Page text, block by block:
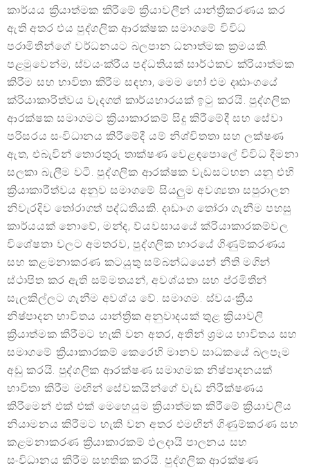
කාර්යය ක්‍රියාත්මක කිරීමේ ක්‍රියාවලීන් යාන්ත්‍රීකරණය කර
ඇති අතර එය පුද්ගලික ආරක්ෂක සමාගමේ විවිධ
පරාමිතීන්ගේ වර්ධනයට බලපාන ධනාත්මක ක්‍රමයකි.
පළමුවෙන්ම, ස්වයංක්රීය පද්ධතියක් සාර්ථකව ක්රියාත්මක
කිරීම සහ භාවිතා කිරීම සඳහා, මෙම හෝ එම දෘඪාංගයේ
ක්රියාකාරිත්වය වැදගත් කාර්යභාරයක් ඉටු කරයි. පුද්ගලික
ආරක්ෂක සමාගමට ක්‍රියාකාරකම් සිදු කිරීමේදී සහ සේවා
පරිසරය සංවිධානය කිරීමේදී යම් නිශ්චිතතා සහ ලක්ෂණ
ඇත, එබැවින් තොරතුරු තාක්ෂණ වෙළඳපොලේ විවිධ දීමනා
සලකා බැලීම වටී. පුද්ගලික ආරක්ෂක වැඩසටහන යනු එහි
ක්‍රියාකාරීත්වය අනුව සමාගමේ සියලුම අවශ්‍යතා සපුරාලන
නිවැරදිව තෝරාගත් පද්ධතියකි. දෘඩාංග තෝරා ගැනීම පහසු
කාර්යයක් නොවේ, මන්ද, ව්යවසායයේ ක්රියාකාරකම්වල
විශේෂතා වලට අමතරව, පුද්ගලික භාරයේ ගිණුම්කරණය
සහ කළමනාකරණ කටයුතු සම්බන්ධයෙන් නීති මගින්
ස්ථාපිත කර ඇති සම්මතයන්, අවශ්යතා සහ ප්රමිතීන්
සැලකිල්ලට ගැනීම අවශ්ය වේ. සමාගම. ස්වයංක්‍රීය
නිෂ්පාදන භාවිතය යාන්ත්‍රික අනුවාදයක් තුළ ක්‍රියාවලි
ක්‍රියාත්මක කිරීමට හැකි වන අතර, අතින් ශ්‍රමය භාවිතය සහ
සමාගමේ ක්‍රියාකාරකම් කෙරෙහි මානව සාධකයේ බලපෑම
අඩු කරයි. පුද්ගලික ආරක්ෂණ සමාගමක නිෂ්පාදනයක්
භාවිතා කිරීම මඟින් සේවකයින්ගේ වැඩ නිරීක්ෂණය
කිරීමෙන් එක් එක් මෙහෙයුම ක්‍රියාත්මක කිරීමේ ක්‍රියාවලිය
නියාමනය කිරීමට හැකි වන අතර එමඟින් ගිණුම්කරණ සහ
කළමනාකරණ ක්‍රියාකාරකම් ඵලදායි පාලනය සහ
සංවිධානය කිරීම සහතික කරයි. පුද්ගලික ආරක්ෂණ